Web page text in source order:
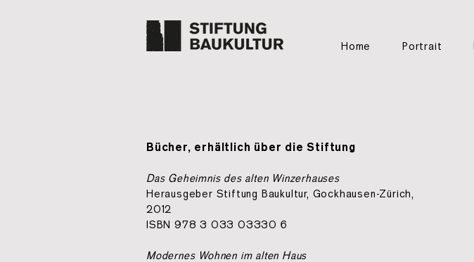
Home Portrait
Bücher, erhältlich über die Stiftung
Das Geheimnis des alten Winzerhauses
Herausgeber Stiftung Baukultur, Gockhausen-Zürich,
2012
ISBN 978 3 033 03330 6
Modernes Wohnen im alten Haus